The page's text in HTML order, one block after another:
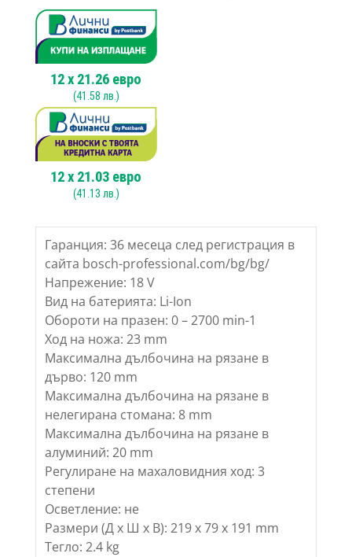
V-
LI
B
,
18V
12x 21.26 евро
(41.58 лв.)
12x 21.03 евро
(41.13 лв.)
Гаранция: 36 месеца след регистрация в
сайта bosch-professional.com/bg/bg/
Напрежение: 18 V
Вид на батерията: Li-Ion
Обороти на празен: 0 – 2700 min-1
Ход на ножа: 23 mm
Максимална дълбочина на рязане в
дърво: 120 mm
Максимална дълбочина на рязане в
нелегирана стомана: 8 mm
Максимална дълбочина на рязане в
алуминий: 20 mm
Регулиране на махаловидния ход: 3
степени
Осветление: не
Размери (Д х Ш х В): 219 х 79 х 191 mm
Тегло: 2.4 kg